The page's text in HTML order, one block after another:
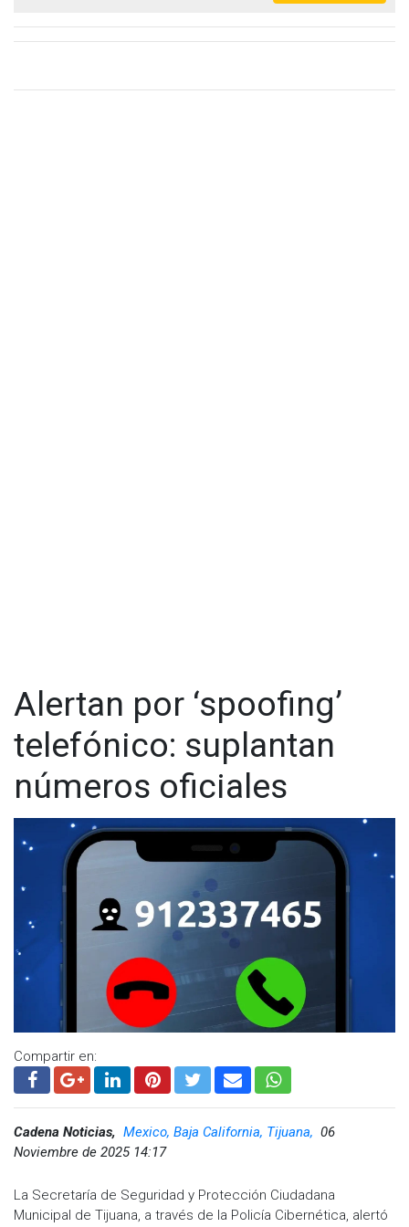
Alertan por ‘spoofing’
telefónico: suplantan
números oficiales
Compartir en:
Cadena Noticias, Mexico, Baja California, Tijuana, 06
Noviembre de 2025 14:17
La Secretaría de Seguridad y Protección Ciudadana
Municipal de Tijuana, a través de la Policía Cibernética, alertó